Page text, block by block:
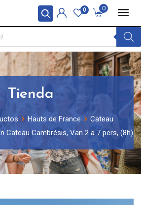
0
0
Tienda
Hauts de France
Cateau
Cateau Cambrésis, Van 2 a 7 pers, (8h)